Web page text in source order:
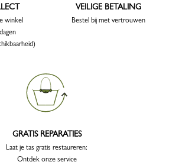
winkel
VEILIGE BETALING
Bestel bij met vertrouwen
GRATIS REPARATIES
Laat je tas gratis restaureren:
Ontdek onze service